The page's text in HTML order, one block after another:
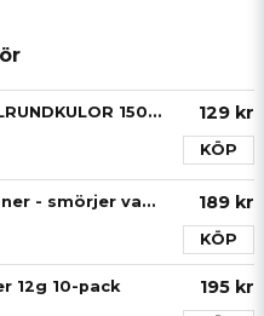
UMAREX PREMIUM STÅLRUNDKULOR 1500BBS 4,5mm 129 kr
KÖP
Smörjmedel CO2 patroner - smörjer vapnet! 189 kr
KÖP
12g 10-pack 195 kr